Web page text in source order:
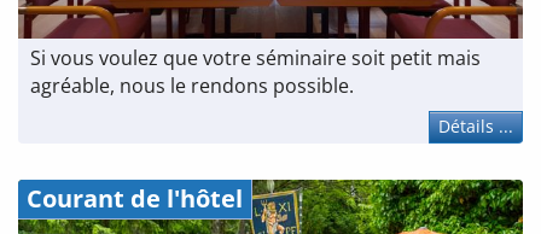
Si vous voulez que votre séminaire soit petit mais
agréable, nous le rendons possible.
Détails ...
Courant de l'hôtel